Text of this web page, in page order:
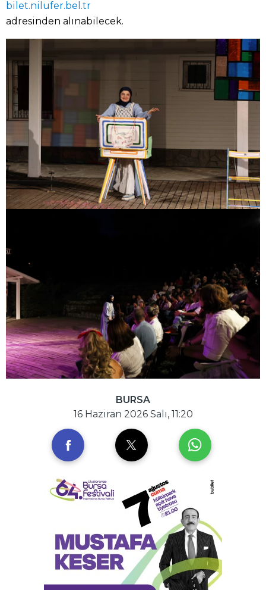
bilet.nilufer.bel.tr
adresinden alınabilecek.
BURSA
16 Haziran 2026 Salı, 11:20